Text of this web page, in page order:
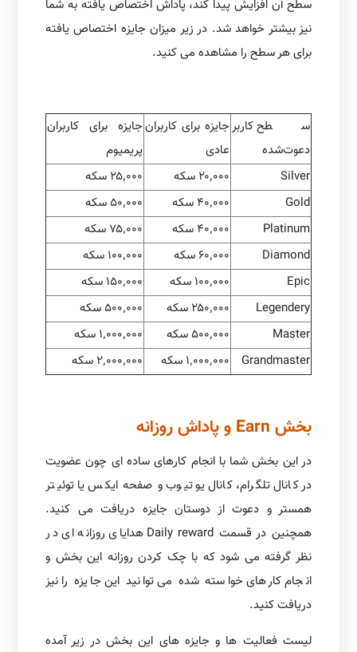
سطح آن افزایش پیدا کند، پاداش اختصاص یافته به شما
نیز بیشتر خواهد شد. در زیر میزان جایزه اختصاص یافته
برای هر سطح را مشاهده می کنید.
سطح کاربر
دعوت‌شده
جایزه برای کاربران
عادی
جایزه برای کاربران
پریمیوم
Silver
۲۰٬۰۰۰ سکه
۲۵٬۰۰۰ سکه
Gold
۴۰٬۰۰۰ سکه
۵۰٬۰۰۰ سکه
Platinum
۴۰٬۰۰۰ سکه
۷۵٬۰۰۰ سکه
Diamond
۶۰٬۰۰۰ سکه
۱۰۰٬۰۰۰ سکه
Epic
۱۰۰٬۰۰۰ سکه
۱۵۰٬۰۰۰ سکه
Legendery
۲۵۰٬۰۰۰ سکه
۵۰۰٬۰۰۰ سکه
Master
۵۰۰٬۰۰۰ سکه
۱٬۰۰۰٬۰۰۰ سکه
Grandmaster
۱٬۰۰۰٬۰۰۰ سکه ۲٬۰۰۰٬۰۰۰ سکه
بخش Earn و پاداش روزانه
در این بخش شما با انجام کارهای ساده ای چون عضویت
در کانال تلگرام، کانال یوتیوب و صفحه ایکس یا توئیتر
همستر و دعوت از دوستان جایزه دریافت می کنید.
همچنین در قسمت Daily reward هدایای روزانه ای در
نظر گرفته می شود که با چک کردن روزانه این بخش و
انجام کارهای خواسته شده می توانید این جایزه را نیز
دریافت کنید.
لیست فعالیت ها و جایزه های این بخش در زیر آمده